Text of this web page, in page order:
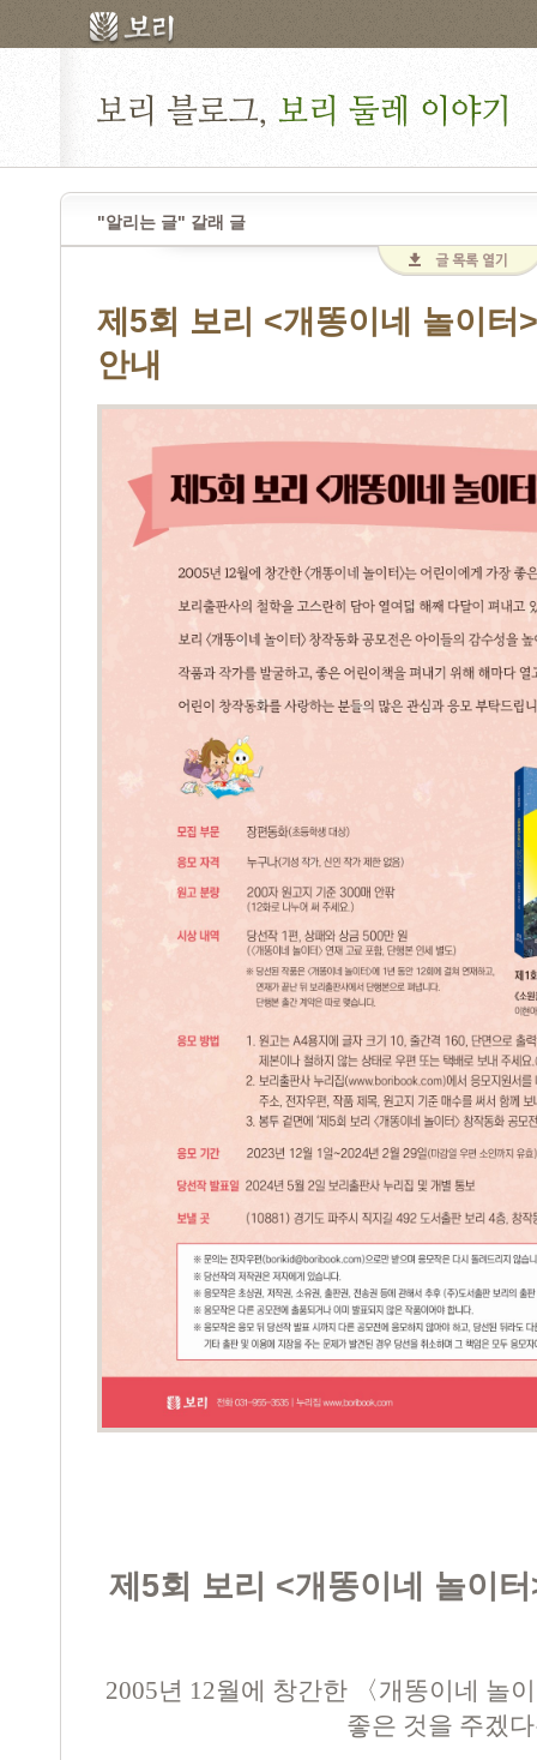
"알리는 글" 갈래 글
제5회 보리 <개똥이네 놀이터
안내
제5회 보리 <개똥이네 놀이
2005년 12월에 창간한 〈개똥이네 놀
좋은 것을 주겠